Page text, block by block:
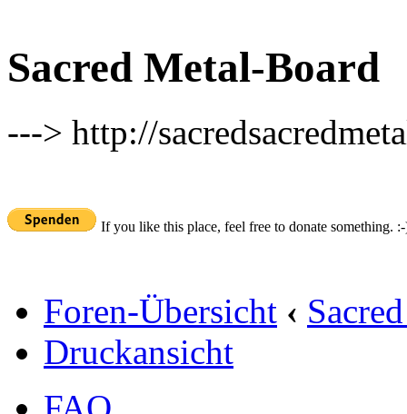
Sacred Metal-Board
---> http://
If you like this place, feel free to donate something.
Foren-Übersicht ‹
Druckansicht